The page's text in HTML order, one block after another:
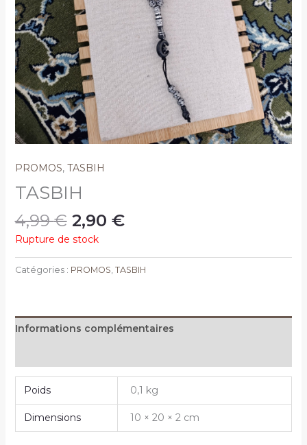
PROMOS, TASBIH
TASBIH
4,99€ 2,90 €
Rupture de stock
Catégories : PROMOS, TASBIH
Informations complémentaires
Poids 0,1 kg
Dimensions 10 × 20 × 2 cm